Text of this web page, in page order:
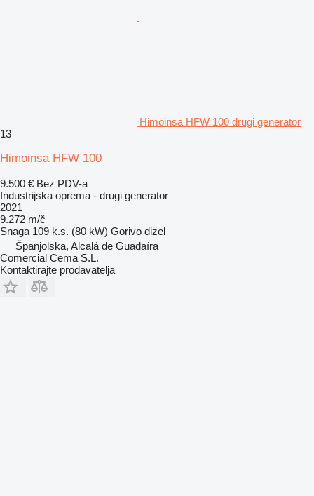
Himoinsa HFW 100 drugi generator
13
Himoinsa HFW 100
9.500 € Bez PDV-a
Industrijska oprema - drugi generator
2021
9.272 m/č
Snaga 109 k.s. (80 kW) Gorivo dizel
Španjolska, Alcalá de Guadaíra
Comercial Cema S.L.
Kontaktirajte prodavatelja